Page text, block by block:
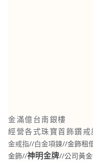
金滿億台南銀樓
經營各式珠寶首飾鑽
金戒指//白金項鍊//金飾租
金飾//神明金牌//公司黃